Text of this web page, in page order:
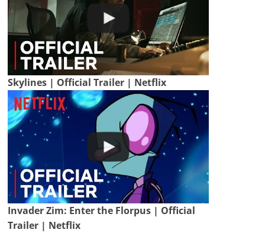
Skylines | Official Trailer | Netflix
Invader Zim: Enter the Florpus | Official
Trailer | Netflix